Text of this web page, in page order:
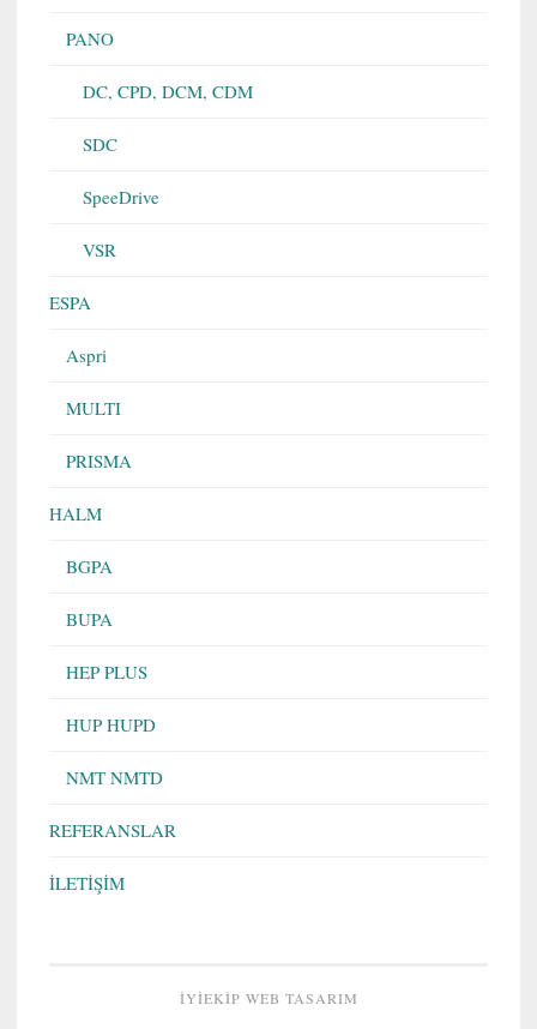
PANO
DC, CPD, DCM, CDM
SDC
SpeeDrive
VSR
ESPA
Aspri
MULTI
PRISMA
HALM
BGPA
BUPA
HEP PLUS
HUP HUPD
NMT NMTD
REFERANSLAR
İLETİŞİM
İYIEKIP WEB TASARIM